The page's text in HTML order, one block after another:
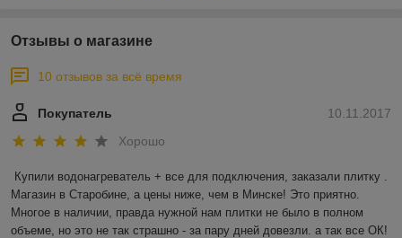
Отзывы о магазине
10 отзывов за всё время
10.11.2017
Покупатель
Хорошо
Купили водонагреватель + все для подключения, заказали плитку .
Магазин в Старобине, а цены ниже, чем в Минске! Это приятно.
Многое в наличии, правда нужной нам плитки не было в полном
объеме, но это не так страшно - за пару дней довезли. а так все ОК!